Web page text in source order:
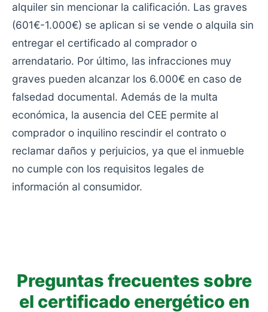
alquiler sin mencionar la calificación. Las graves
(601€-1.000€) se aplican si se vende o alquila sin
entregar el certificado al comprador o
arrendatario. Por último, las infracciones muy
graves pueden alcanzar los 6.000€ en caso de
falsedad documental. Además de la multa
económica, la ausencia del CEE permite al
comprador o inquilino rescindir el contrato o
reclamar daños y perjuicios, ya que el inmueble
no cumple con los requisitos legales de
información al consumidor.
Preguntas frecuentes sobre
el certificado energético en